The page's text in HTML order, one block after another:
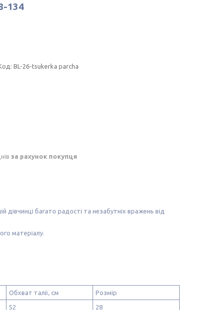
134
BL-26-tsukerka parcha
за рахунок покупця
багато радості та незабутніх вражень від
матеріалу.
Обхват талії, см Розмір
52 28